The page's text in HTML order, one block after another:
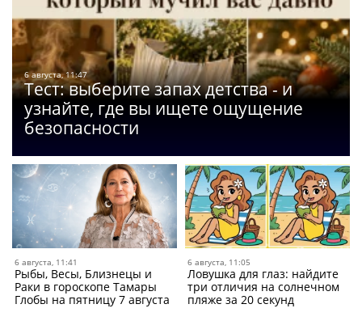
6 августа, 11:47
Тест: выберите запах детства - и
узнайте, где вы ищете ощущение
безопасности
6 августа, 11:41
Рыбы, Весы, Близнецы и
Раки в гороскопе Тамары
Глобы на пятницу 7 августа
6 августа, 11:05
Ловушка для глаз: найдите
три отличия на солнечном
пляже за 20 секунд